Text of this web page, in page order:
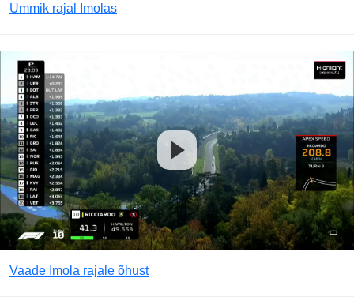
Ummik rajal Imolas
Vaade Imola rajale õhust